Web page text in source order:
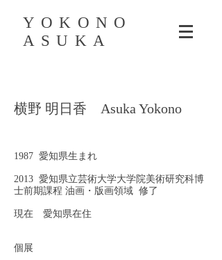
YOKONO
ASUKA
横野 明日香 Asuka Yokono
1987 愛知県生まれ
2013 愛知県立芸術大学大学院美術研究科博
士前期課程 油画・版画領域 修了
現在 愛知県在住
個展